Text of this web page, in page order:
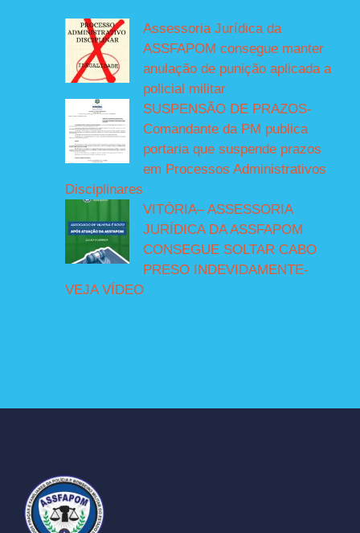
Assessoria Jurídica da
ASSFAPOM consegue manter
anulação de punição aplicada a
policial militar
SUSPENSÃO DE PRAZOS-
Comandante da PM publica
portaria que suspende prazos
em Processos Administrativos
Disciplinares
VITÓRIA– ASSESSORIA
JURÍDICA DA ASSFAPOM
CONSEGUE SOLTAR CABO
PRESO INDEVIDAMENTE-
VEJA VÍDEO